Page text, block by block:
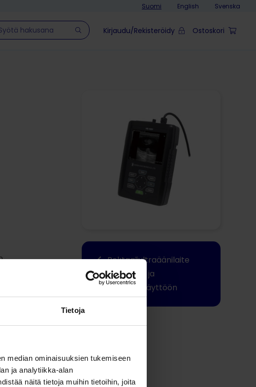
Tietoja
median ominaisuuksien tukemiseen
ja analytiikka-alan
näitä tietoja muihin tietoihin, joita
Suomi English Svenska
sivulla Kirjaudu/Rekisteröidy Ostoskori
Rektaaliultraäänilaite
tuotanto- ja
suureläinkäyttöön